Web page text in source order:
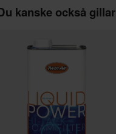
kanske också gillar